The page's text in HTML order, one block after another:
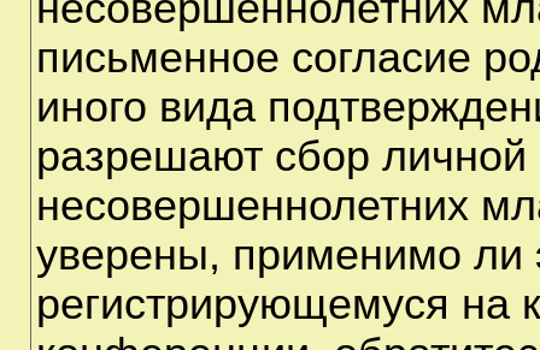
письменное согласие
иного вида
разрешают сбор
несовершеннолетних
уверены, применимо ли
регистрирующемуся на